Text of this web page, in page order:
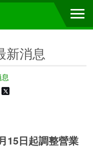
新消息
15日起調整營業